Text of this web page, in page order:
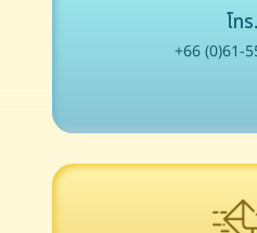
โทร.
+66 (0)61-